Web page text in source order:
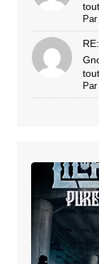
Par
Par
RUE
Pure
Mob
2